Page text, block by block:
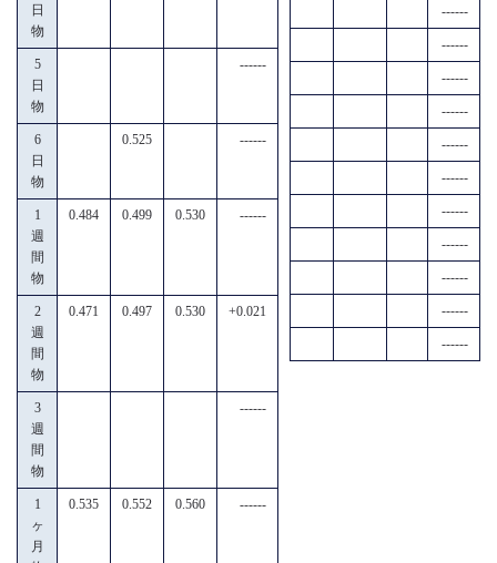
日
物
5
日
物
------
6
日
物
0.525 ------
1
週
間
物
0.484 0.499 0.530 ------
2
週
間
物
0.471 0.497 0.530 +0.021
3
週
間
物
------
1
ヶ
月
0.535 0.552 0.560 ------
------
------
------
------
------
------
------
------
------
------
------